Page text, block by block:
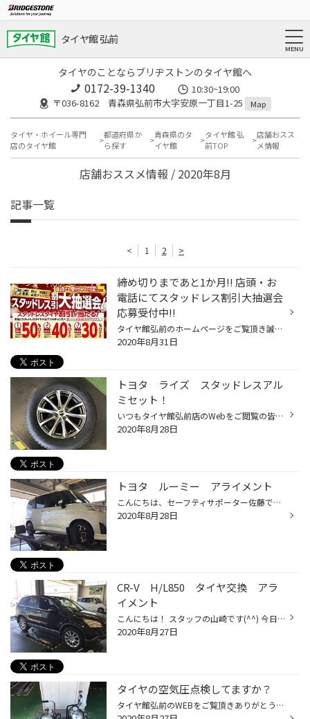
タイヤ館 弘前
タイヤのことならブリヂストンのタイヤ館へ
0172-39-1340
10:30~19:00
〒036-8162 青森県弘前市大字安原一丁目1-25
Map
タイヤ・ホイール専門
店のタイヤ館
都道府県か
ら探す
青森県のタ
イヤ館
タイヤ館 弘
前TOP
店舗おスス
メ情報
店舗おススメ情報 / 2020年8月
記事一覧
< 1 2 >
締め切りまであと1か月!! 店頭・お
電話にてスタッドレス割引大抽選会
応募受付中!!
タイヤ館弘前のホームページをご覧頂き誠にありがとうございます！ 抽選で当たるとブリヂストンの冬タイヤがお得になるキャンペーンを開催中！ 9月30日まで店頭・お電話にて受付しております！ しかも!今年はさらにうれしい事が盛りだくさん！ 作業工賃、アライメント、エンジンオイル、冬ワイパー...
2020年8月31日
トヨタ ライズ スタッドレスアル
ミセット！
いつもタイヤ館弘前店のWebをご閲覧の皆様ありがとうございます！ 本日は、トヨタ ライズのスタッドレスアルミセットのご紹介です。 お客様から新車を購入しタイヤホイールセットが欲しいとご相談頂き、ご希望のデザイン等を聞きお客様にピッタリな商品選びました。 こちらです！！ タイヤはブリヂ...
2020年8月28日
トヨタ ルーミー アライメント
こんにちは、セーフティサポーター佐藤です。 今日はお付き合いのある板金屋さんからの作業依頼がありました。 お車はトヨタ ルーミーで下回りの部品交換修理をしたのでアライメント調整して欲しいとの事でした。 早速、お車の試乗をし専用リフトに乗せてセンサーを付け測定します。 測定した結果タ...
2020年8月28日
CR-V H/L850 タイヤ交換 アラ
イメント
こんにちは！ スタッフの山崎です(^^) 今日はホンダCR-VにデューラーH/L850を装着しアライメント作業を行いました♪ まずは交換前です。 そして交換後 交換後アライメント作業です、現状確認のため試乗します！ 試乗後、ピット入庫して測定作業です タイヤ4個所にセンサーを取り付け測定作業をします...
2020年8月27日
タイヤの空気圧点検してますか？
タイヤ館弘前のWEBをご覧頂きありがとうございます(^^)/ 皆さん急ですが・・・お車の空気圧大丈夫ですか？？点検いつ頃しました？ 「あれ？」と思った方、意外と多いかもしれません・・・ タイヤの空気圧は１ヵ月で約10％（１割）が自然に抜けると言われています！！ 例えば指定空気圧240Kpaだと10...